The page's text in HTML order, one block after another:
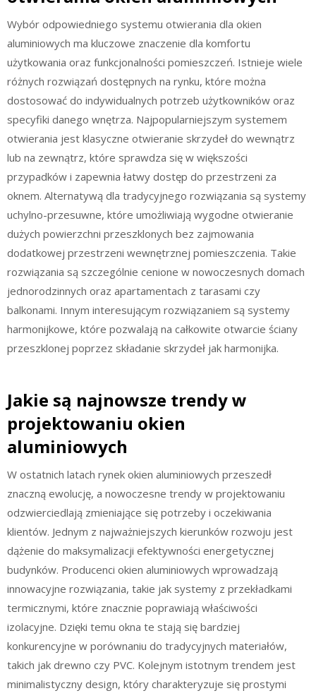
Wybór odpowiedniego systemu otwierania dla okien
aluminiowych ma kluczowe znaczenie dla komfortu
użytkowania oraz funkcjonalności pomieszczeń. Istnieje wiele
różnych rozwiązań dostępnych na rynku, które można
dostosować do indywidualnych potrzeb użytkowników oraz
specyfiki danego wnętrza. Najpopularniejszym systemem
otwierania jest klasyczne otwieranie skrzydeł do wewnątrz
lub na zewnątrz, które sprawdza się w większości
przypadków i zapewnia łatwy dostęp do przestrzeni za
oknem. Alternatywą dla tradycyjnego rozwiązania są systemy
uchylno-przesuwne, które umożliwiają wygodne otwieranie
dużych powierzchni przeszklonych bez zajmowania
dodatkowej przestrzeni wewnętrznej pomieszczenia. Takie
rozwiązania są szczególnie cenione w nowoczesnych domach
jednorodzinnych oraz apartamentach z tarasami czy
balkonami. Innym interesującym rozwiązaniem są systemy
harmonijkowe, które pozwalają na całkowite otwarcie ściany
przeszklonej poprzez składanie skrzydeł jak harmonijka.
Jakie są najnowsze trendy w
projektowaniu okien
aluminiowych
W ostatnich latach rynek okien aluminiowych przeszedł
znaczną ewolucję, a nowoczesne trendy w projektowaniu
odzwierciedlają zmieniające się potrzeby i oczekiwania
klientów. Jednym z najważniejszych kierunków rozwoju jest
dążenie do maksymalizacji efektywności energetycznej
budynków. Producenci okien aluminiowych wprowadzają
innowacyjne rozwiązania, takie jak systemy z przekładkami
termicznymi, które znacznie poprawiają właściwości
izolacyjne. Dzięki temu okna te stają się bardziej
konkurencyjne w porównaniu do tradycyjnych materiałów,
takich jak drewno czy PVC. Kolejnym istotnym trendem jest
minimalistyczny design, który charakteryzuje się prostymi